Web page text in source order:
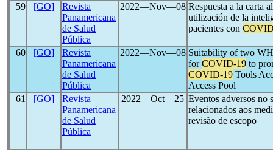
59 [GO]
Revista
Panamericana
de Salud
Pública
2022―Nov―08 Respuesta a la carta
utilización de la
pacientes con
60 [GO]
Revista
Panamericana
de Salud
Pública
2022―Nov―08 Suitability of two
forCOVID-19 to
COVID-19 Tools
Access Pool
61
[GO]
Revista
Panamericana
de Salud
Pública
2022―Oct―25 Eventos adversos no
relacionados aos
revisão de escopo